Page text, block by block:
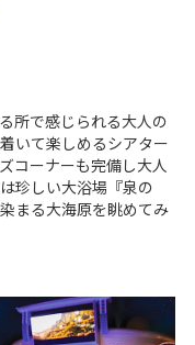
所で感じられる大人の
いて楽しめるシアター
コーナーも完備し大人
珍しい大浴場『泉の
まる大海原を眺めてみ